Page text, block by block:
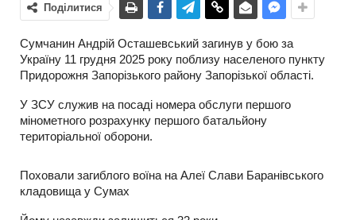
Поділитися
Сумчанин Андрій Осташевський загинув у бою за
Україну 11 грудня 2025 року поблизу населеного пункту
Придорожня Запорізького району Запорізької області.
У ЗСУ служив на посаді номера обслуги першого
мінометного розрахунку першого батальйону
територіальної оборони.
Поховали загиблого воїна на Алеї Слави Баранівського
кладовища у Сумах